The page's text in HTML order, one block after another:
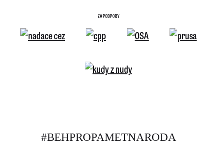
ZA PODPORY
#BEHPROPAMETNARODA